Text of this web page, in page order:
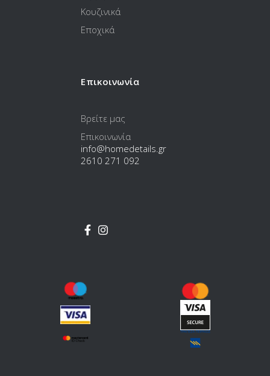
Κουζινικά
Εποχικά
Επικοινωνία
Βρείτε μας
Επικοινωνία
info@homedetails.gr
2610 271 092